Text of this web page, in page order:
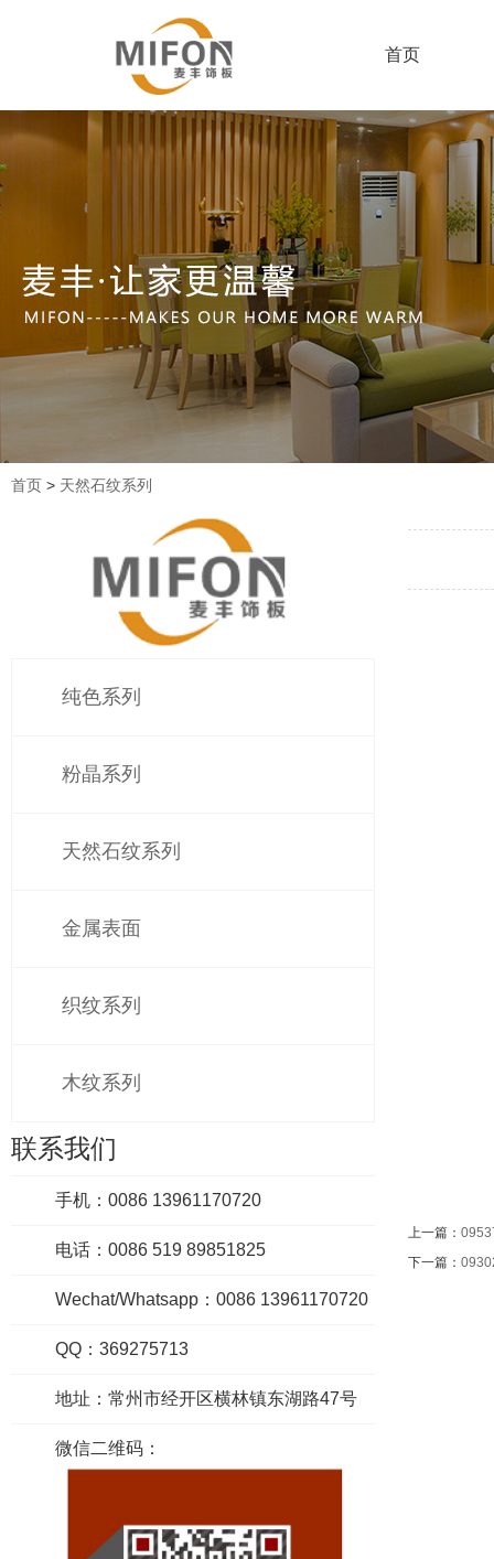
首页
首页 > 天然石纹系列
纯色系列
粉晶系列
天然石纹系列
金属表面
织纹系列
木纹系列
联系我们
手机：0086 13961170720
电话：0086 519 89851825
Wechat/Whatsapp：0086 13961170720
QQ：369275713
地址：常州市经开区横林镇东湖路47号
微信二维码：
上一篇：
下一篇：